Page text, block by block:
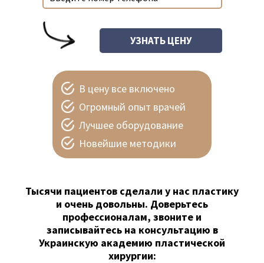
В цену все включено
Огромный опыт врачей
Лучшее оборудование
Новейшие методики
Тысячи пациентов сделали у нас пластику
и очень довольны. Доверьтесь
профессионалам, звоните и
записывайтесь на консультацию в
Украинскую академию пластической
хирургии: